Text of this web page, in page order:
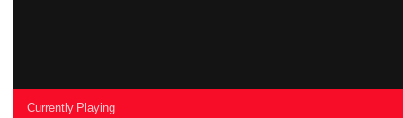
Currently Playing